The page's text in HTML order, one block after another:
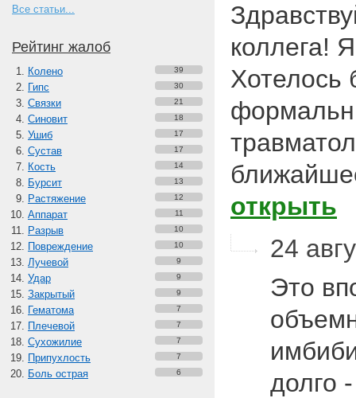
Все статьи...
Рейтинг жалоб
Колено 39
Гипс 30
Связки 21
Синовит 18
Ушиб 17
Сустав 17
Кость 14
Бурсит 13
Растяжение 12
Аппарат 11
Разрыв 10
Повреждение 10
Лучевой 9
Удар 9
Закрытый 9
Гематома 7
Плечевой 7
Сухожилие 7
Припухлость 7
Боль острая 6
коллега!
Хотелось
открыть
24
Это
долго